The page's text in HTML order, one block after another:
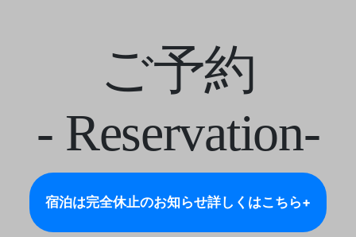
ご予約
- Reservation-
宿泊は完全休止のお知らせ詳しくはこちら+